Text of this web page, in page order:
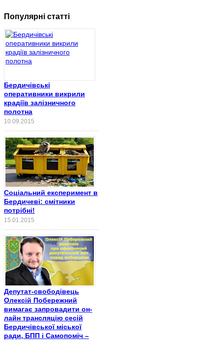
Популярні статті
Бердичівські
оперативники викрили
крадіїв залізничного
полотна
10.09.2015
Соціальний експеримент в
Бердичеві: смітники
потрібні!
15.01.2015
Депутат-свободівець
Олексій Побережний
вимагає запровадити он-
лайн трансляцію сесій
Бердичівської міської
ради, БПП і Самопоміч –